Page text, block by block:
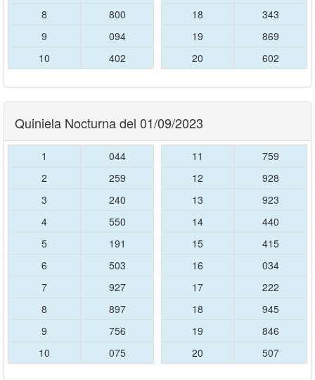
8
800
9
094
10
402
18
343
19
869
20
602
Quiniela Nocturna del 01/09/2023
1
044
2
259
3
240
4
550
5
191
6
503
7
927
8
897
9
756
10
075
11
759
12
928
13
923
14
440
15
415
16
034
17
222
18
945
19
846
20
507